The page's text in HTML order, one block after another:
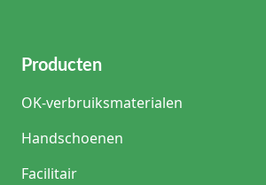
Producten
OK-verbruiksmaterialen
Handschoenen
Facilitair